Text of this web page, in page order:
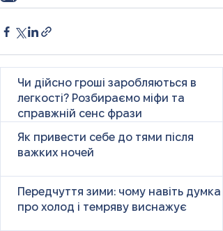
Чи дійсно гроші заробляються в
легкості? Розбираємо міфи та
справжній сенс фрази
Як привести себе до тями після
важких ночей
Передчуття зими: чому навіть думка
про холод і темряву виснажує